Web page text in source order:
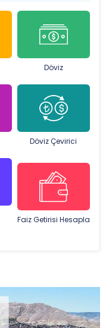
Döviz
Döviz Çevirici
Faiz Getirisi Hesapla